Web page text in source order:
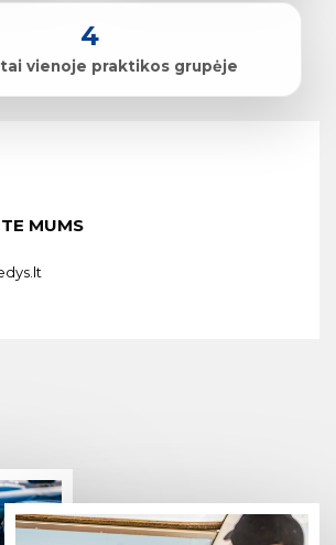
4
vienoje praktikos grupėje
MUMS